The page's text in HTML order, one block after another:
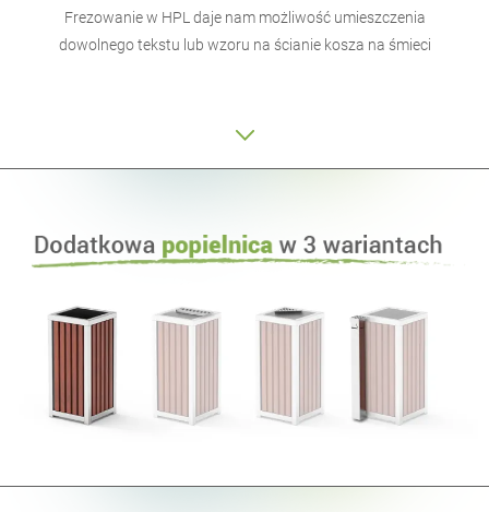
Frezowanie w HPL daje nam możliwość umieszczenia
dowolnego tekstu lub wzoru na ścianie kosza na śmieci